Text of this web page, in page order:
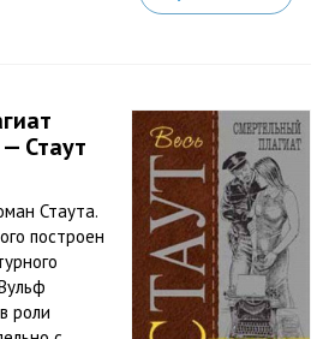
Стаут
Стаута.
построен
роли